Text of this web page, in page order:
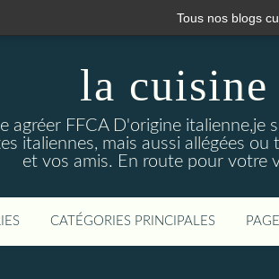
Tous nos blogs
la cuisine
agréer FFCA D'origine
italiennes, mais aussi allégées
et vos amis. En route pour votre
CATÉGORIES PRINCIPALES